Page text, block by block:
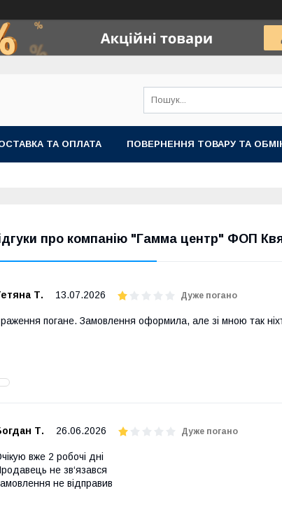
ТА ОПЛАТА ПОВЕРНЕННЯ ТОВАРУ ТА
про компанію "Гамма центр" ФОП
Т. 13.07.2026 Дуже погано
погане. Замовлення оформила, але зі мною так
Т. 26.06.2026 Дуже погано
вже 2 робочі дні
не зв‘язався
не відправив